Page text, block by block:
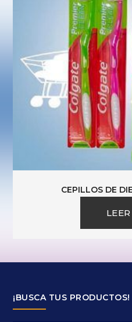
CEPILLOS DE
¡BUSCA TUS PRODUCTOS!